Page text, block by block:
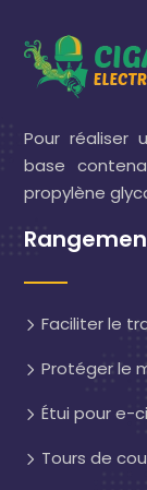
Pour réaliser
base
propylène
Faciliter le
Protéger le
Étui pour e-
Tours de cou